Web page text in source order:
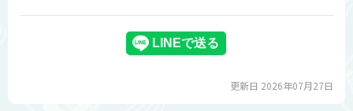
更新日 2026年07月27日